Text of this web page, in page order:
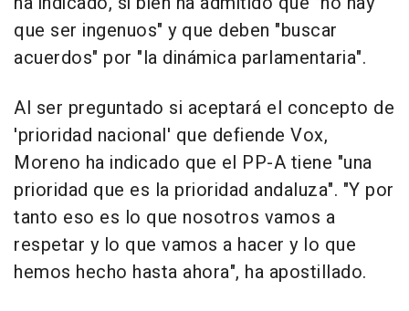
que ser ingenuos" y que deben "buscar
acuerdos" por "la dinámica parlamentaria".
Al ser preguntado si aceptará el concepto de
'prioridad nacional' que defiende Vox,
Moreno ha indicado que el PP-A tiene "una
prioridad que es la prioridad andaluza". "Y por
tanto eso es lo que nosotros vamos a
respetar y lo que vamos a hacer y lo que
hemos hecho hasta ahora", ha apostillado.